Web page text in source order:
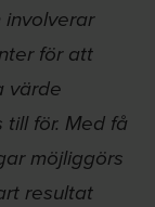
för att
värde
för. Med få
möjliggörs
resultat